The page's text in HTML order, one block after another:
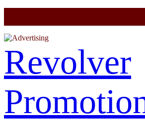
Revolver